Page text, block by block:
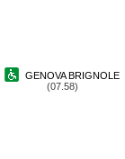
GENOVA BRIGNOLE
(07.58)